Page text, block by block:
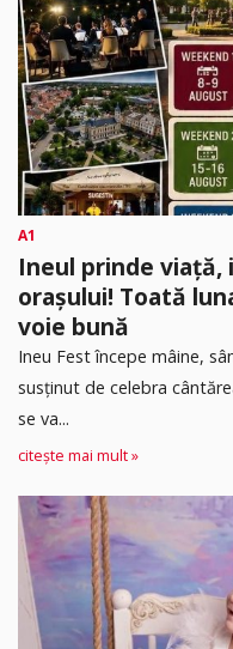
A1
Ineul prinde viață,
orașului! Toată
voie bună
Ineu Fest începe mâine,
susținut de celebra
se va...
citește mai mult »